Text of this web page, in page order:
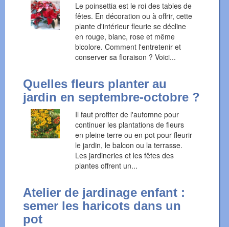
Le poinsettia est le roi des tables de
fêtes. En décoration ou à offrir, cette
plante d'intérieur fleurie se décline
en rouge, blanc, rose et même
bicolore. Comment l'entretenir et
conserver sa floraison ? Voici...
Quelles fleurs planter au
jardin en septembre-octobre ?
Il faut profiter de l'automne pour
continuer les plantations de fleurs
en pleine terre ou en pot pour fleurir
le jardin, le balcon ou la terrasse.
Les jardineries et les fêtes des
plantes offrent un...
Atelier de jardinage enfant :
semer les haricots dans un
pot